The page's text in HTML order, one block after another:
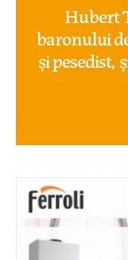
Hubert
baronului
și pesedist,